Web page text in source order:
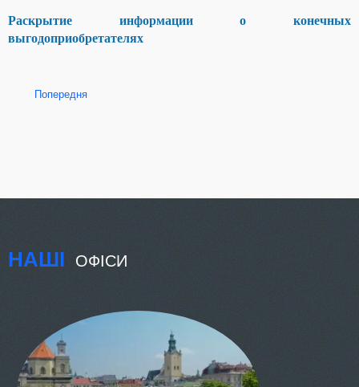
Раскрытие информации о конечных
выгодоприобретателях
Попередня
НАШІ ОФІСИ
КИЇВ